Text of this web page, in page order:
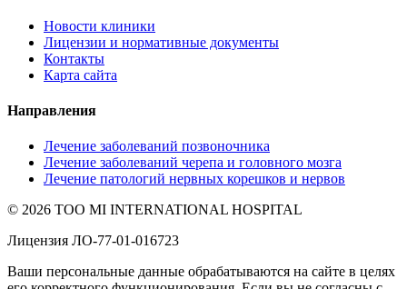
Новости клиники
Лицензии и нормативные документы
Контакты
Карта сайта
Направления
Лечение заболеваний позвоночника
Лечение заболеваний черепа и головного мозга
Лечение патологий нервных корешков и нервов
© 2026 ТОО MI INTERNATIONAL HOSPITAL
Лицензия ЛО-77-01-016723
Ваши персональные данные обрабатываются на сайте в целях